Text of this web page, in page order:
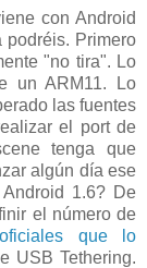
con Android
podréis. Primero
"no tira". Lo
un ARM11. Lo
las fuentes
el port de
tenga que
algún día ese
1.6? De
el número de
que lo
USB Tethering.